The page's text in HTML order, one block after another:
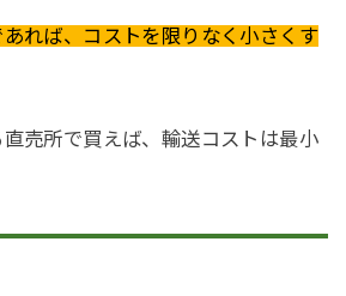
れば、コストを限りなく小さくす
売所で買えば、輸送コストは最小